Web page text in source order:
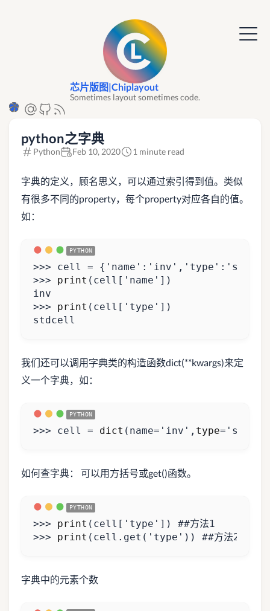
芯片版图|Chiplayout
Sometimes layout sometimes code.
python之字典
Python Feb 10, 2020 1 minute read
字典的定义，顾名思义，可以通过索引得到值。类似
有很多不同的property，每个property对应各自的值。
如：
>>> cell = { 'name' : 'inv' , 'type' :
>>>
print ( cell [ 'name' ])
inv
>>>
print ( cell [ 'type' ])
stdcell
我们还可以调用字典类的构造函数dict(**kwargs)来定
义一个字典，如：
>>> cell = dict ( name= 'inv' , type=
如何查字典： 可以用方括号或get()函数。
>>> print ( cell [ 'type' ])
##方法1
>>>
print ( cell . get ( 'type' )) ##方法2
字典中的元素个数